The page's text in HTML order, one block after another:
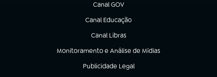
Canal GOV
(abre em nova aba)
Canal Educação
(abre em nova aba)
Canal Libras
(abre em nova aba)
Monitoramento e Análise de Mídias
(abre em nova aba)
Publicidade Legal
(abre em nova aba)